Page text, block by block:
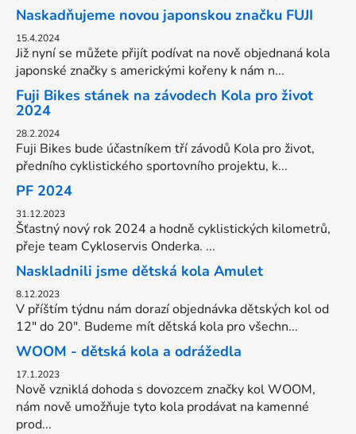
Naskadňujeme novou japonskou značku FUJI
15.4.2024
Již nyní se můžete přijít podívat na nově objednaná kola
japonské značky s americkými kořeny k nám n...
Fuji Bikes stánek na závodech Kola pro život
2024
28.2.2024
Fuji Bikes bude účastníkem tří závodů Kola pro život,
předního cyklistického sportovního projektu, k...
PF 2024
31.12.2023
Šťastný nový rok 2024 a hodně cyklistických kilometrů,
přeje team Cykloservis Onderka. ...
Naskladnili jsme dětská kola Amulet
8.12.2023
V příštím týdnu nám dorazí objednávka dětských kol od
12" do 20". Budeme mít dětská kola pro všechn...
WOOM - dětská kola a odrážedla
17.1.2023
Nově vzniklá dohoda s dovozcem značky kol WOOM,
nám nově umožňuje tyto kola prodávat na kamenné
prod...